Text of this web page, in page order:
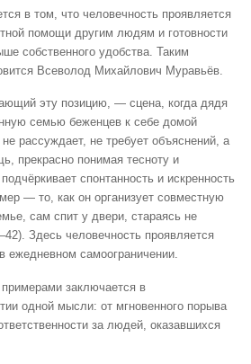
в том, что человечность проявляется
помощи другим людям и готовности
собственного удобства. Таким
Всеволод Михайлович Муравьёв.
эту позицию, — сцена, когда дядя
семью беженцев к себе домой
рассуждает, не требует объяснений, а
прекрасно понимая тесноту и
спонтанность и искренность
— то, как он организует совместную
сам спит у двери, стараясь не
Здесь человечность проявляется
ежедневном самоограничении.
заключается в
одной мысли: от мгновенного порыва
за людей, оказавшихся